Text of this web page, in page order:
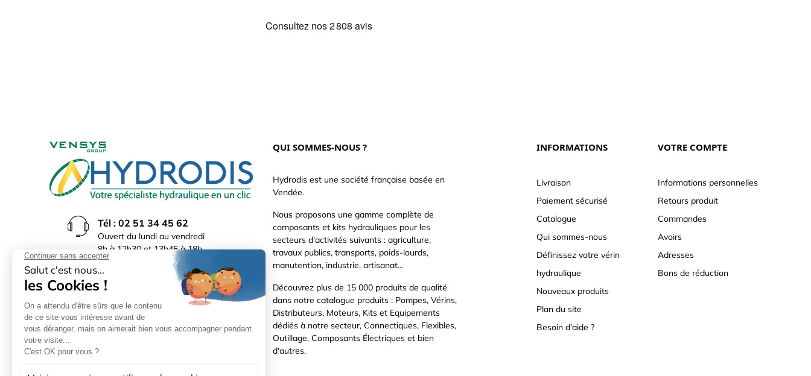
Tél : 02 51 34 45 62
Ouvert du lundi au vendredi
8h à 12h30 et 13h45 à 18h
(17h30 le vendredi)
Rue du Bocage La Ribotière
85170 Le Poiré sur Vie
QUI SOMMES-NOUS ?
Hydrodis est une société française basée en
Vendée.
Nous proposons une gamme complète de
composants et kits hydrauliques pour les
secteurs d'activités suivants : agriculture,
travaux publics, transports, poids-lourds,
manutention, industrie, artisanat...
Découvrez plus de 15 000 produits de qualité
dans notre catalogue produits : Pompes, Vérins,
Distributeurs, Moteurs, Kits et Equipements
dédiés à notre secteur, Connectiques, Flexibles,
Outillage, Composants Électriques et bien
d'autres.
INFORMATIONS
Livraison
Paiement sécurisé
Catalogue
Qui sommes-nous
Définissez votre vérin
hydraulique
Nouveaux produits
Plan du site
Besoin d'aide ?
VOTRE COMPTE
Informations personnelles
Retours produit
Commandes
Avoirs
Adresses
Bons de réduction